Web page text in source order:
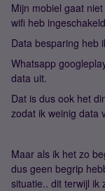
Mijn mobiel gaat
wifi heb
Data besparing heb
Whatsapp
data uit.
Dat is dus ook het
zodat ik weinig data
Maar als ik het zo
dus geen begrip
situatie.. dit terwijl ik